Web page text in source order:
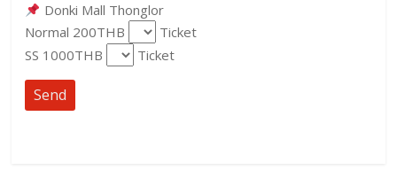
Donki Mall Thonglor
Normal 200THB
Ticket
SS 1000THB
Ticket